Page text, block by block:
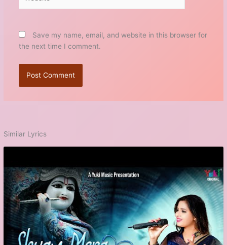
Save my name, email, and website in this browser for
the next time I comment.
Similar Lyrics